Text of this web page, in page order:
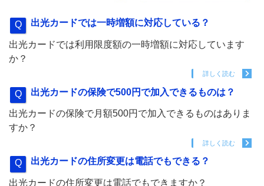
出光カードでは一時増額に対応している？
出光カードでは利用限度額の一時増額に対応しています
か？
詳しく読む
出光カードの保険で500円で加入できるものは？
出光カードの保険で月額500円で加入できるものはありま
すか？
詳しく読む
出光カードの住所変更は電話でもできる？
出光カードの住所変更は電話でもできますか？